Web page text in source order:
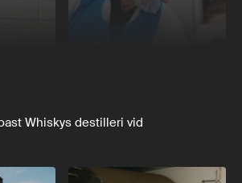
Whiskys destilleri vid